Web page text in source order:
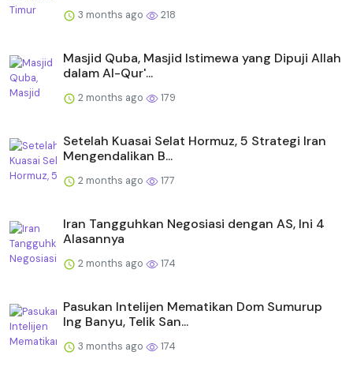
3 months ago 218
Masjid Quba, Masjid Istimewa yang Dipuji Allah
dalam Al-Qur'...
2 months ago 179
Setelah Kuasai Selat Hormuz, 5 Strategi Iran
Mengendalikan B...
2 months ago 177
Iran Tangguhkan Negosiasi dengan AS, Ini 4
Alasannya
2 months ago 174
Pasukan Intelijen Mematikan Dom Sumurup
Ing Banyu, Telik San...
3 months ago 174